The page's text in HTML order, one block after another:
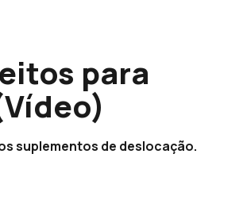
para
suplementos de deslocação.